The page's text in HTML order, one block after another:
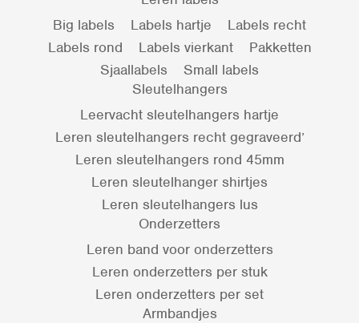
Big labels
Labels hartje
Labels recht
Labels rond
Labels vierkant
Pakketten
Sjaallabels
Small labels
Sleutelhangers
Leervacht sleutelhangers hartje
Leren sleutelhangers recht gegraveerd’
Leren sleutelhangers rond 45mm
Leren sleutelhanger shirtjes
Leren sleutelhangers lus
Onderzetters
Leren band voor onderzetters
Leren onderzetters per stuk
Leren onderzetters per set
Armbandjes